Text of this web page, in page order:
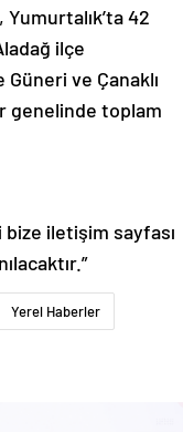
42
ilçe
ve Çanaklı
genelinde toplam
iletişim sayfası
Yerel Haberler